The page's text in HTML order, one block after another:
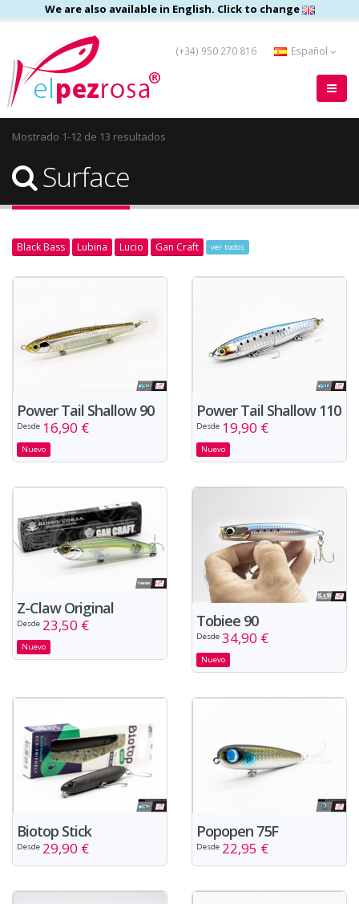
We are also available in English. Click to change
(+34) 950 270 816 Español
Mostrado 1-12 de 13 resultados
Surface
Black Bass Lubina Lucio Gan Craft ver todos
Power Tail Shallow 90
Desde 16,90 €
Nuevo
Power Tail Shallow 110
Desde 19,90 €
Nuevo
Z-Claw Original
Desde 23,50 €
Nuevo
Tobiee 90
Desde 34,90 €
Nuevo
Biotop Stick
Desde 29,90 €
Popopen 75F
Desde 22,95 €